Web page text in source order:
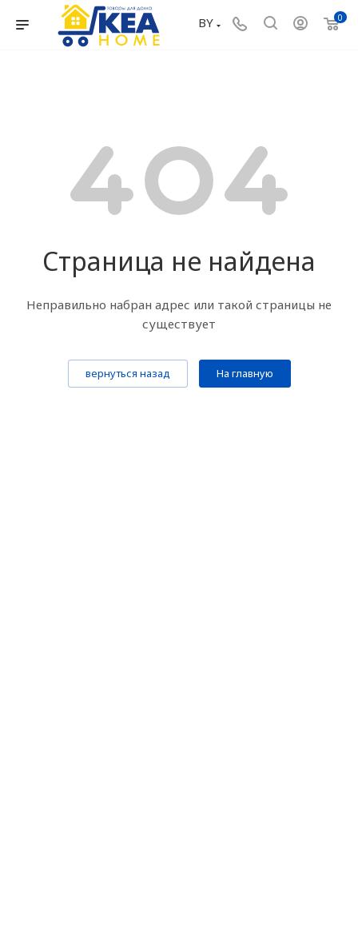
0
BY
Страница не найдена
Неправильно набран адрес или такой страницы не
существует
вернуться назад На главную